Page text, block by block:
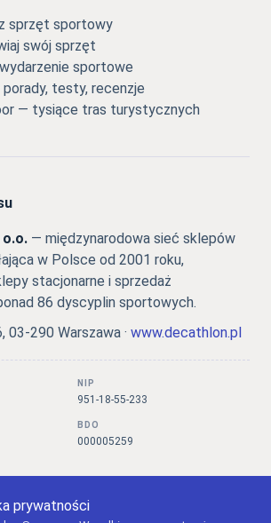
sprzęt sportowy
swój sprzęt
sportowe
testy, recenzje
— tysiące tras turystycznych
— międzynarodowa sieć sklepów
w Polsce od 2001 roku,
stacjonarne i sprzedaż
86 dyscyplin sportowych.
03-290 Warszawa · www.decathlon.pl
NIP
951-18-55-233
BDO
000005259
prywatności